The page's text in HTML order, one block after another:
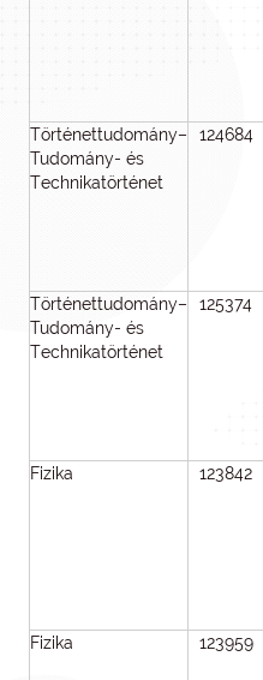
Történettudomány–
Tudomány- és
Technikatörténet
124684
Történettudomány–
Tudomány- és
Technikatörténet
125374
Fizika 123842
Fizika 123959